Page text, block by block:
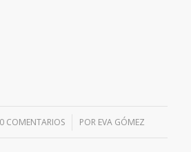
0 COMENTARIOS
/ POR EVA GÓMEZ